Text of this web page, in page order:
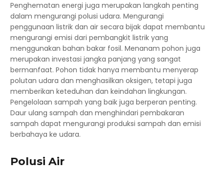
Penghematan energi juga merupakan langkah penting
dalam mengurangi polusi udara. Mengurangi
penggunaan listrik dan air secara bijak dapat membantu
mengurangi emisi dari pembangkit listrik yang
menggunakan bahan bakar fosil. Menanam pohon juga
merupakan investasi jangka panjang yang sangat
bermanfaat. Pohon tidak hanya membantu menyerap
polutan udara dan menghasilkan oksigen, tetapi juga
memberikan keteduhan dan keindahan lingkungan.
Pengelolaan sampah yang baik juga berperan penting.
Daur ulang sampah dan menghindari pembakaran
sampah dapat mengurangi produksi sampah dan emisi
berbahaya ke udara.
Polusi Air